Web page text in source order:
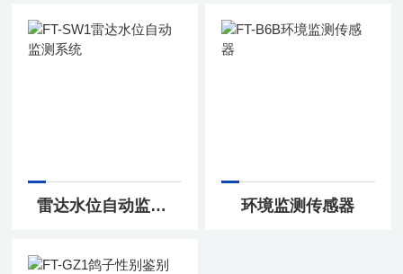
雷达水位自动监测系统 环境监测传感器